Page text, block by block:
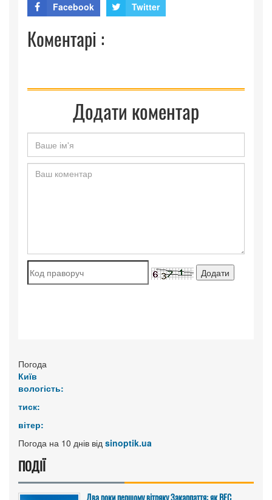
Facebook Twitter
Коментарі :
Додати коментар
Погода
Київ
вологість:
тиск:
вітер:
Погода на 10 днів від sinoptik.ua
ПОДІЇ
Два роки першому вітряку Закарпаття: як ВЕС